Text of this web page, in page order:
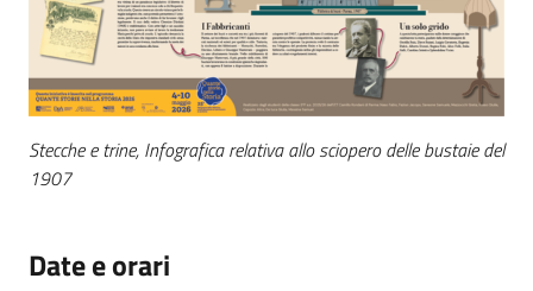
Stecche e trine, Infografica relativa allo sciopero delle bustaie del
1907
Date e orari